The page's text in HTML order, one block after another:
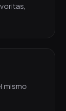
mismo